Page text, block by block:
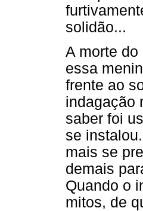
solidão...
A morte
essa
frente ao
indagação
saber foi
se
mais se
demais
Quando o
mitos, de